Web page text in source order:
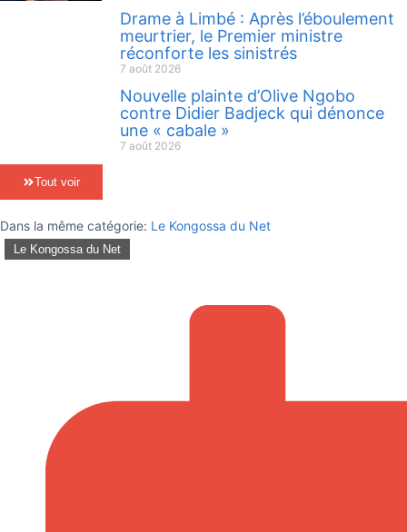
Drame à Limbé : Après l’éboulement
meurtrier, le Premier ministre
réconforte les sinistrés
7 août 2026
Nouvelle plainte d’Olive Ngobo
contre Didier Badjeck qui dénonce
une « cabale »
7 août 2026
Tout voir
Dans la même catégorie: Le Kongossa du Net
Le Kongossa du Net